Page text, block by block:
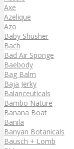
Axe
Azelique
Azo
Baby Shusher
Bach
Bad Air Sponge
Baebody
Bag Balm
Baja Jerky
Balanceuticals
Bambo Nature
Banana Boat
Banila
Banyan Botanicals
Bausch + Lomb